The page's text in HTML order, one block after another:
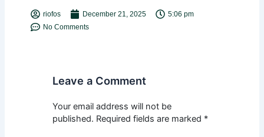
riofos December 21, 2025
5:06 pm
No Comments
Leave a Comment
Your email address will not be
published. Required fields are marked *